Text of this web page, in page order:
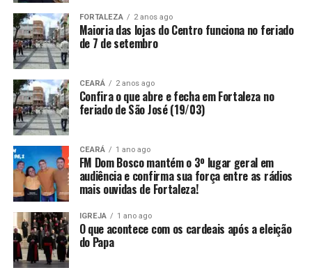
FORTALEZA 2 anos ago
Maioria das lojas do Centro funciona no feriado
de 7 de setembro
CEARÁ 2 anos ago
Confira o que abre e fecha em Fortaleza no
feriado de São José (19/03)
CEARÁ 1 ano ago
FM Dom Bosco mantém o 3º lugar geral em
audiência e confirma sua força entre as rádios
mais ouvidas de Fortaleza!
IGREJA 1 ano ago
O que acontece com os cardeais após a eleição
do Papa